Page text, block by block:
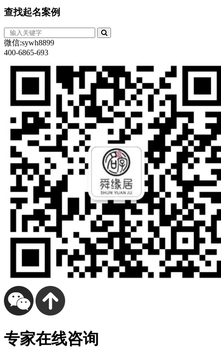
查找起名案例
微信:sywh8899
400-6865-693
专家在线咨询